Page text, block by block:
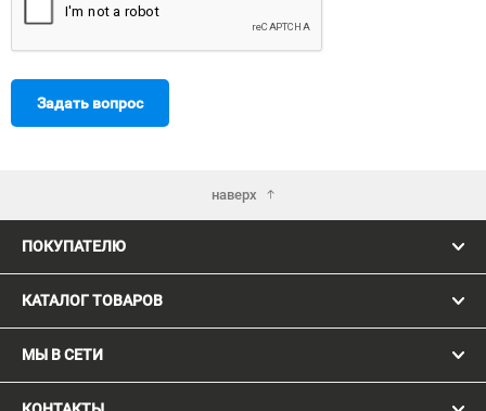
Задать вопрос
наверх
ПОКУПАТЕЛЮ
КАТАЛОГ ТОВАРОВ
МЫ В СЕТИ